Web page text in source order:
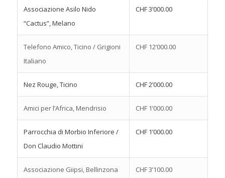
Associazione Asilo Nido
“Cactus”, Melano
CHF 3’000.00
Telefono Amico, Ticino / Grigioni
Italiano
CHF 12’000.00
Nez Rouge, Ticino CHF 2’000.00
Amici per l’Africa, Mendrisio CHF 1’000.00
Parrocchia di Morbio Inferiore /
Don Claudio Mottini
CHF 1’000.00
Associazione Giipsi, Bellinzona CHF 3’100.00